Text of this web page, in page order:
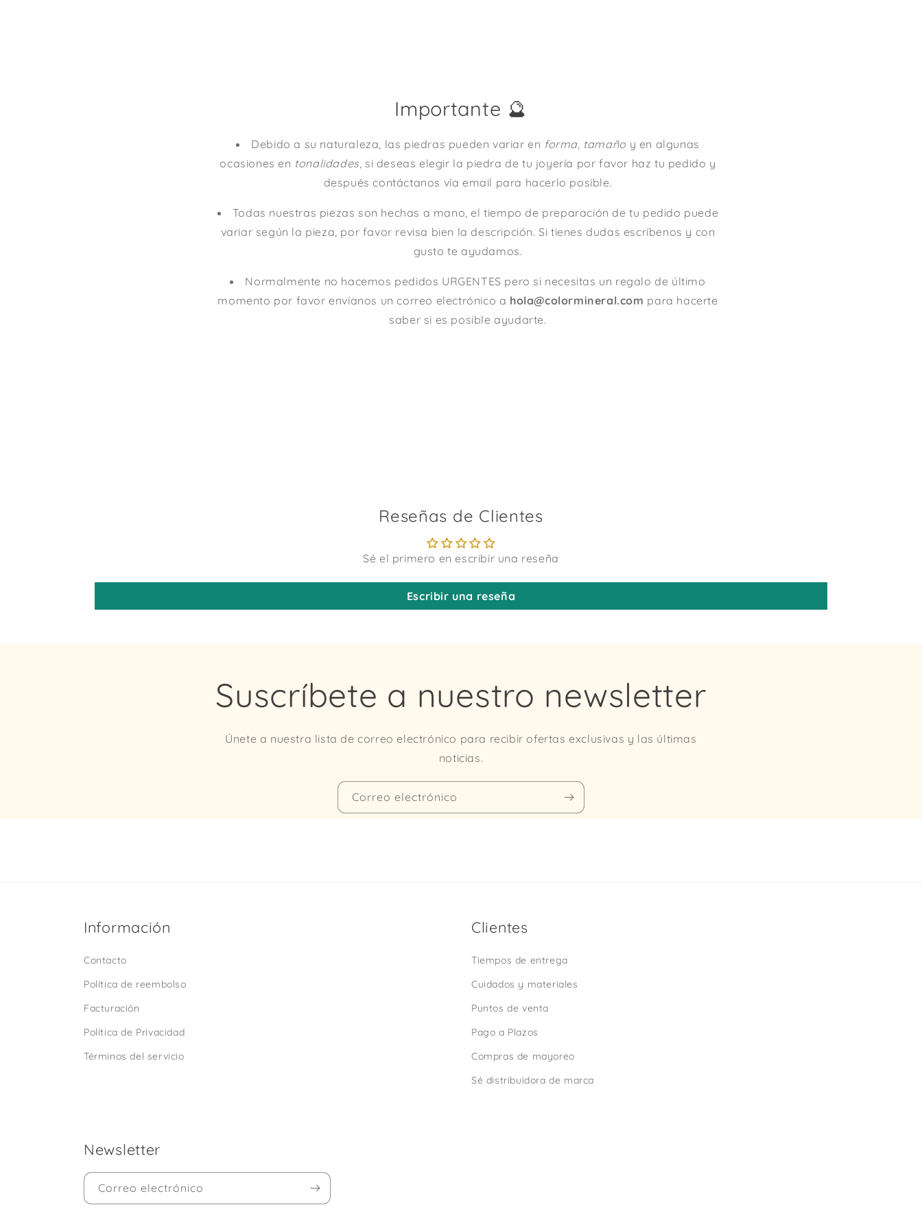
Importante 🔮
Debido a su naturaleza, las piedras pueden variar en forma, tamaño y en algunas
ocasiones en tonalidades, si deseas elegir la piedra de tu joyería por favor haz tu pedido y
después contáctanos vía email para hacerlo posible.
Todas nuestras piezas son hechas a mano, el tiempo de preparación de tu pedido puede
variar según la pieza, por favor revisa bien la descripción. Si tienes dudas escríbenos y con
gusto te ayudamos.
Normalmente no hacemos pedidos URGENTES pero si necesitas un regalo de último
momento por favor envíanos un correo electrónico a hola@colormineral.com para hacerte
saber si es posible ayudarte.
Reseñas de Clientes
Sé el primero en escribir una reseña
Escribir una reseña
Suscríbete a nuestro newsletter
Únete a nuestra lista de correo electrónico para recibir ofertas exclusivas y las últimas
noticias.
Correo electrónico
Información
Contacto
Política de reembolso
Facturación
Política de Privacidad
Términos del servicio
Clientes
Tiempos de entrega
Cuidados y materiales
Puntos de venta
Pago a Plazos
Compras de mayoreo
Sé distribuidora de marca
Newsletter
Correo electrónico